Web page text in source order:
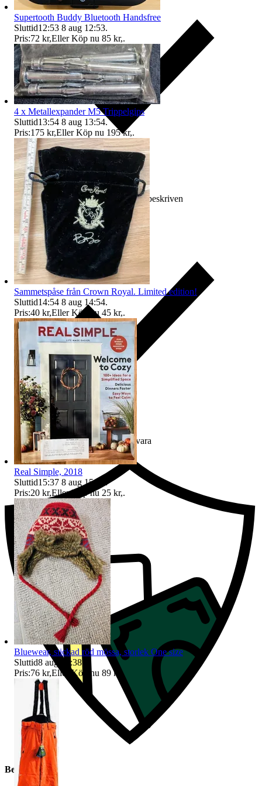
Ersättning om varan inte är som beskriven
Ersättning om du inte får din vara
Beskrivning
Supertooth Buddy Bluetooth Handsfree
Sluttid12:53 8 aug 12:53.
Pris:72 kr,Eller Köp nu 85 kr,.
4 x Metallexpander M5 Trippelgips
Sluttid13:54 8 aug 13:54.
Pris:175 kr,Eller Köp nu 195 kr,.
Sammetspåse från Crown Royal. Limited edition!
Sluttid14:54 8 aug 14:54.
Pris:40 kr,Eller Köp nu 45 kr,.
Real Simple, 2018
Sluttid15:37 8 aug 15:37
.
Pris:20 kr,Eller Köp nu 25 kr,.
Bluewear, stickad röd mössa, storlek One size
Sluttid8 aug 16:38.
Pris:76 kr,Eller Köp nu 89 kr ,.